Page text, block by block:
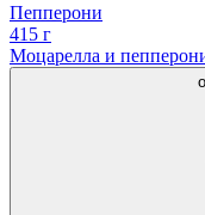
Пепперони
415 г
Моцарелла и